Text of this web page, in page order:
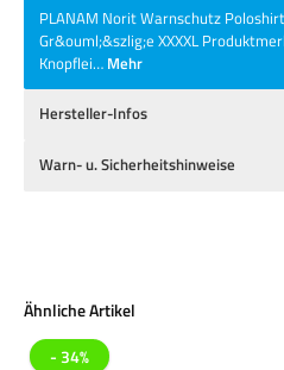
PLANAM Norit Warnschutz
Gr&ouml;&szlig;e XXXXL
Knopflei… Mehr
Hersteller-Infos
Warn- u. Sicherheitshinweise
Produktgalerie überspringen
Ähnliche Artikel
- 34%